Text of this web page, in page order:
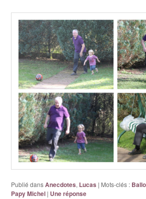
Publié dansAnecdotes, Lucas | Mots-clés :
Papy Michel | Uneréponse